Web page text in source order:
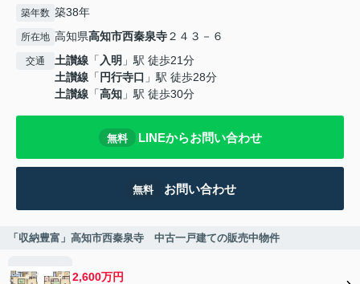
築年数 築38年
所在地 高知県高知市西秦泉寺２４３－６
交通 土讃線 「入明 」駅 徒歩21分
土讃線 「 円行寺口 」駅 徒歩28分
土讃線 「高知 」駅 徒歩30分
無料 LINEからお問い合わせ
無料 お問い合わせ
「収納豊富」高知市西秦泉寺 中古一戸建ての販売中物件
2,600万円